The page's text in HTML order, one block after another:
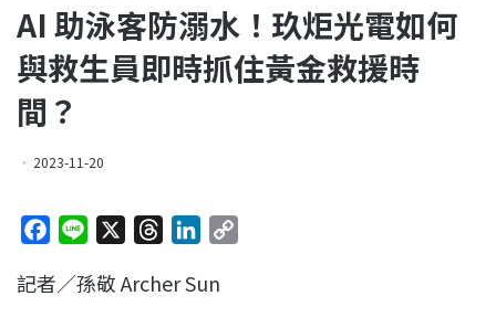
AI 助泳客防溺水！玖炬光電如何
與救生員即時抓住黃金救援時
間？
2023-11-20
c
n
r
n
記者／孫敬 Archer Sun